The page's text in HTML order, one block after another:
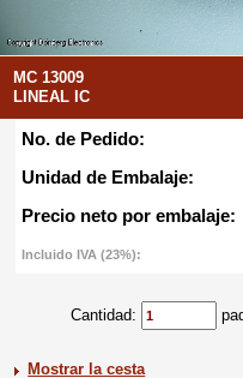
MC 13009
LINEAL IC
No. de Pedido:
Unidad de Embalaje:
Precio neto por embalaje:
Incluido IVA (23%):
Cantidad:
Mostrar la cesta